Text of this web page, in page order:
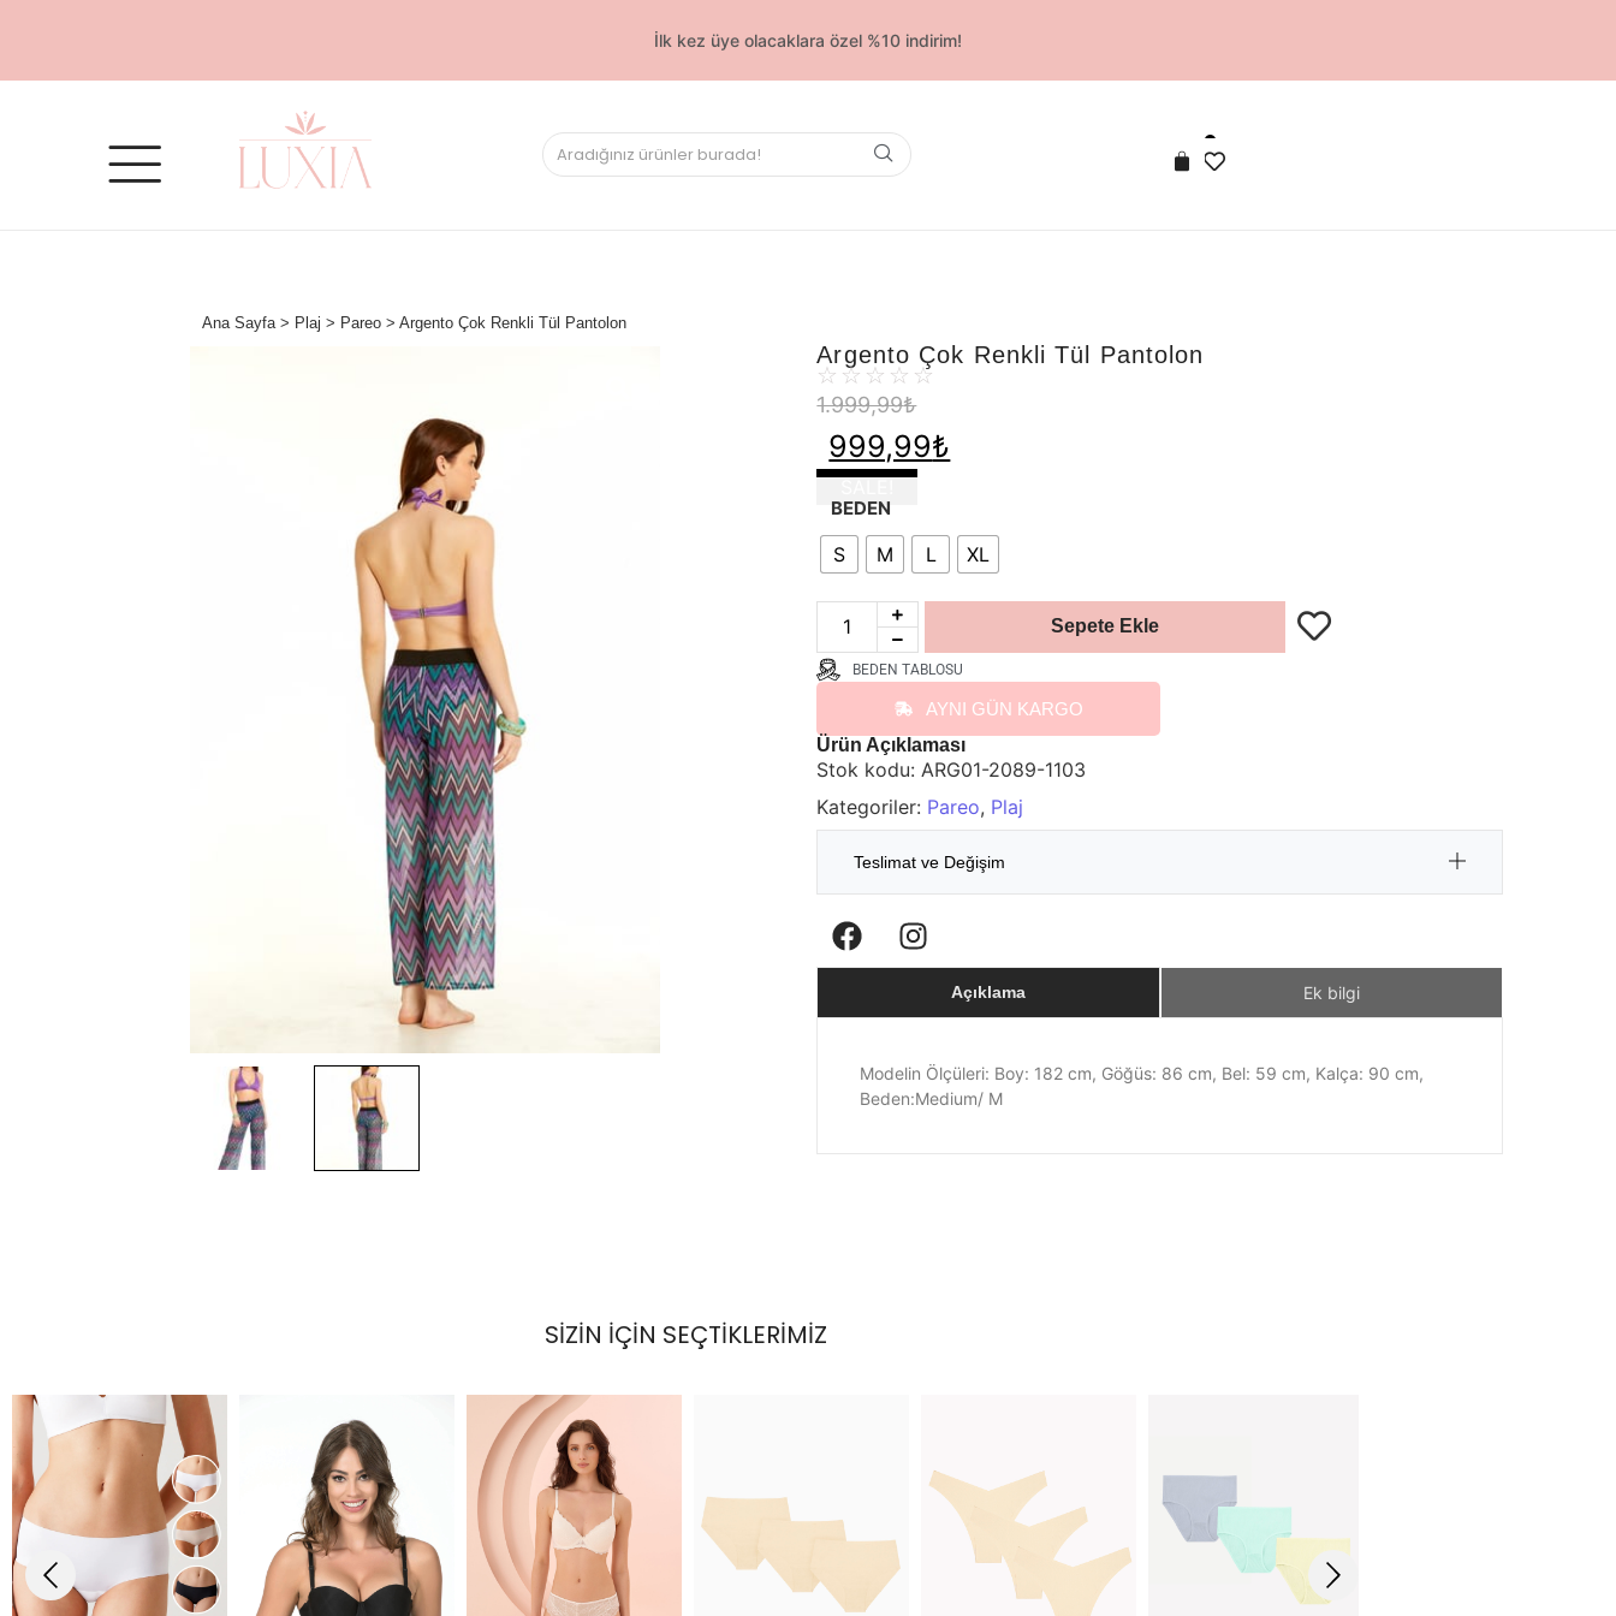
İlk kez üye olacaklara özel %10 indirim!
Ana Sayfa> Plaj > Pareo> Argento Çok Renkli Tül Pantolon
Argento Çok Renkli Tül Pantolon
☆ ☆ ☆ ☆ ☆
1.999,99₺
999,99₺
BEDEN
S M L XL
Sepete Ekle
BEDEN TABLOSU
AYNI GÜN KARGO
Ürün Açıklaması
Stok kodu: ARG01-2089-1103
Kategoriler: Pareo, Plaj
Teslimat ve Değişim
Açıklama Ek bilgi
Modelin Ölçüleri: Boy: 182 cm, Göğüs: 86 cm, Bel: 59 cm, Kalça: 90 cm,
Beden:Medium/ M
SİZİN İÇİN SEÇTİKLERİMİZ